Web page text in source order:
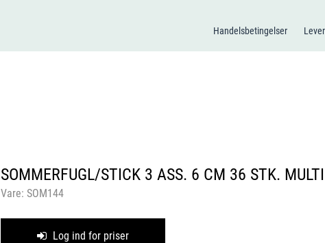
Handelsbetingelser
SOMMERFUGL/STICK 3 ASS. 6 CM 36 STK.
Vare: SOM144
Log ind for priser